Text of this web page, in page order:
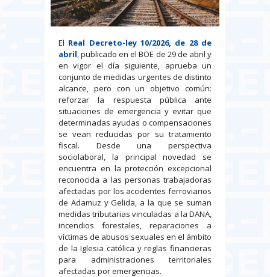
El Real Decreto-ley 10/2026, de 28 de
abril, publicado en el BOE de 29 de abril y
en vigor el día siguiente, aprueba un
conjunto de medidas urgentes de distinto
alcance, pero con un objetivo común:
reforzar la respuesta pública ante
situaciones de emergencia y evitar que
determinadas ayudas o compensaciones
se vean reducidas por su tratamiento
fiscal. Desde una perspectiva
sociolaboral, la principal novedad se
encuentra en la protección excepcional
reconocida a las personas trabajadoras
afectadas por los accidentes ferroviarios
de Adamuz y Gelida, a la que se suman
medidas tributarias vinculadas a la DANA,
incendios forestales, reparaciones a
víctimas de abusos sexuales en el ámbito
de la Iglesia católica y reglas financieras
para administraciones territoriales
afectadas por emergencias.